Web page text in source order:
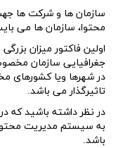
سازمان ها و شرکت ها
محتوا، سازمان ها می
اولین فاکتور میزان
جغرافیایی سازمان
در شهرها ویا کشورهای
تاثیرگذار می باشد.
در نظر داشته باشید که
به سیستم مدیریت
باشد.